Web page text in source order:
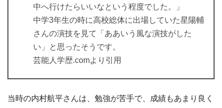
中へ行けたらいいなという程度でした。」
中学3年生の時に高校総体に出場していた星陽輔
さんの演技を見て「ああいう風な演技がした
い」と思ったそうです。
芸能人学歴.comより引用
当時の内村航平さんは、勉強が苦手で、成績もあまり良く